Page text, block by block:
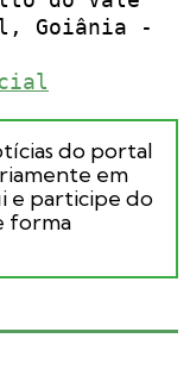
Goiânia -
do portal
em
e participe do
forma